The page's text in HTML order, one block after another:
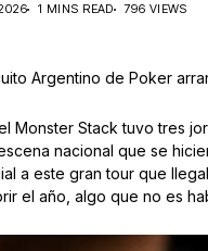
1 MINS READ 796 VIEWS
Argentino de Poker
Monster Stack tuvo tres
nacional que se
a este gran tour que
el año, algo que no es